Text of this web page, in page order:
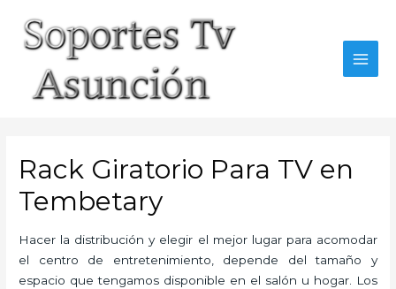
content
Rack Giratorio Para TV en
Tembetary
Hacer la distribución y elegir el mejor lugar para acomodar
el centro de entretenimiento, depende del tamaño y
espacio que tengamos disponible en el salón u hogar. Los